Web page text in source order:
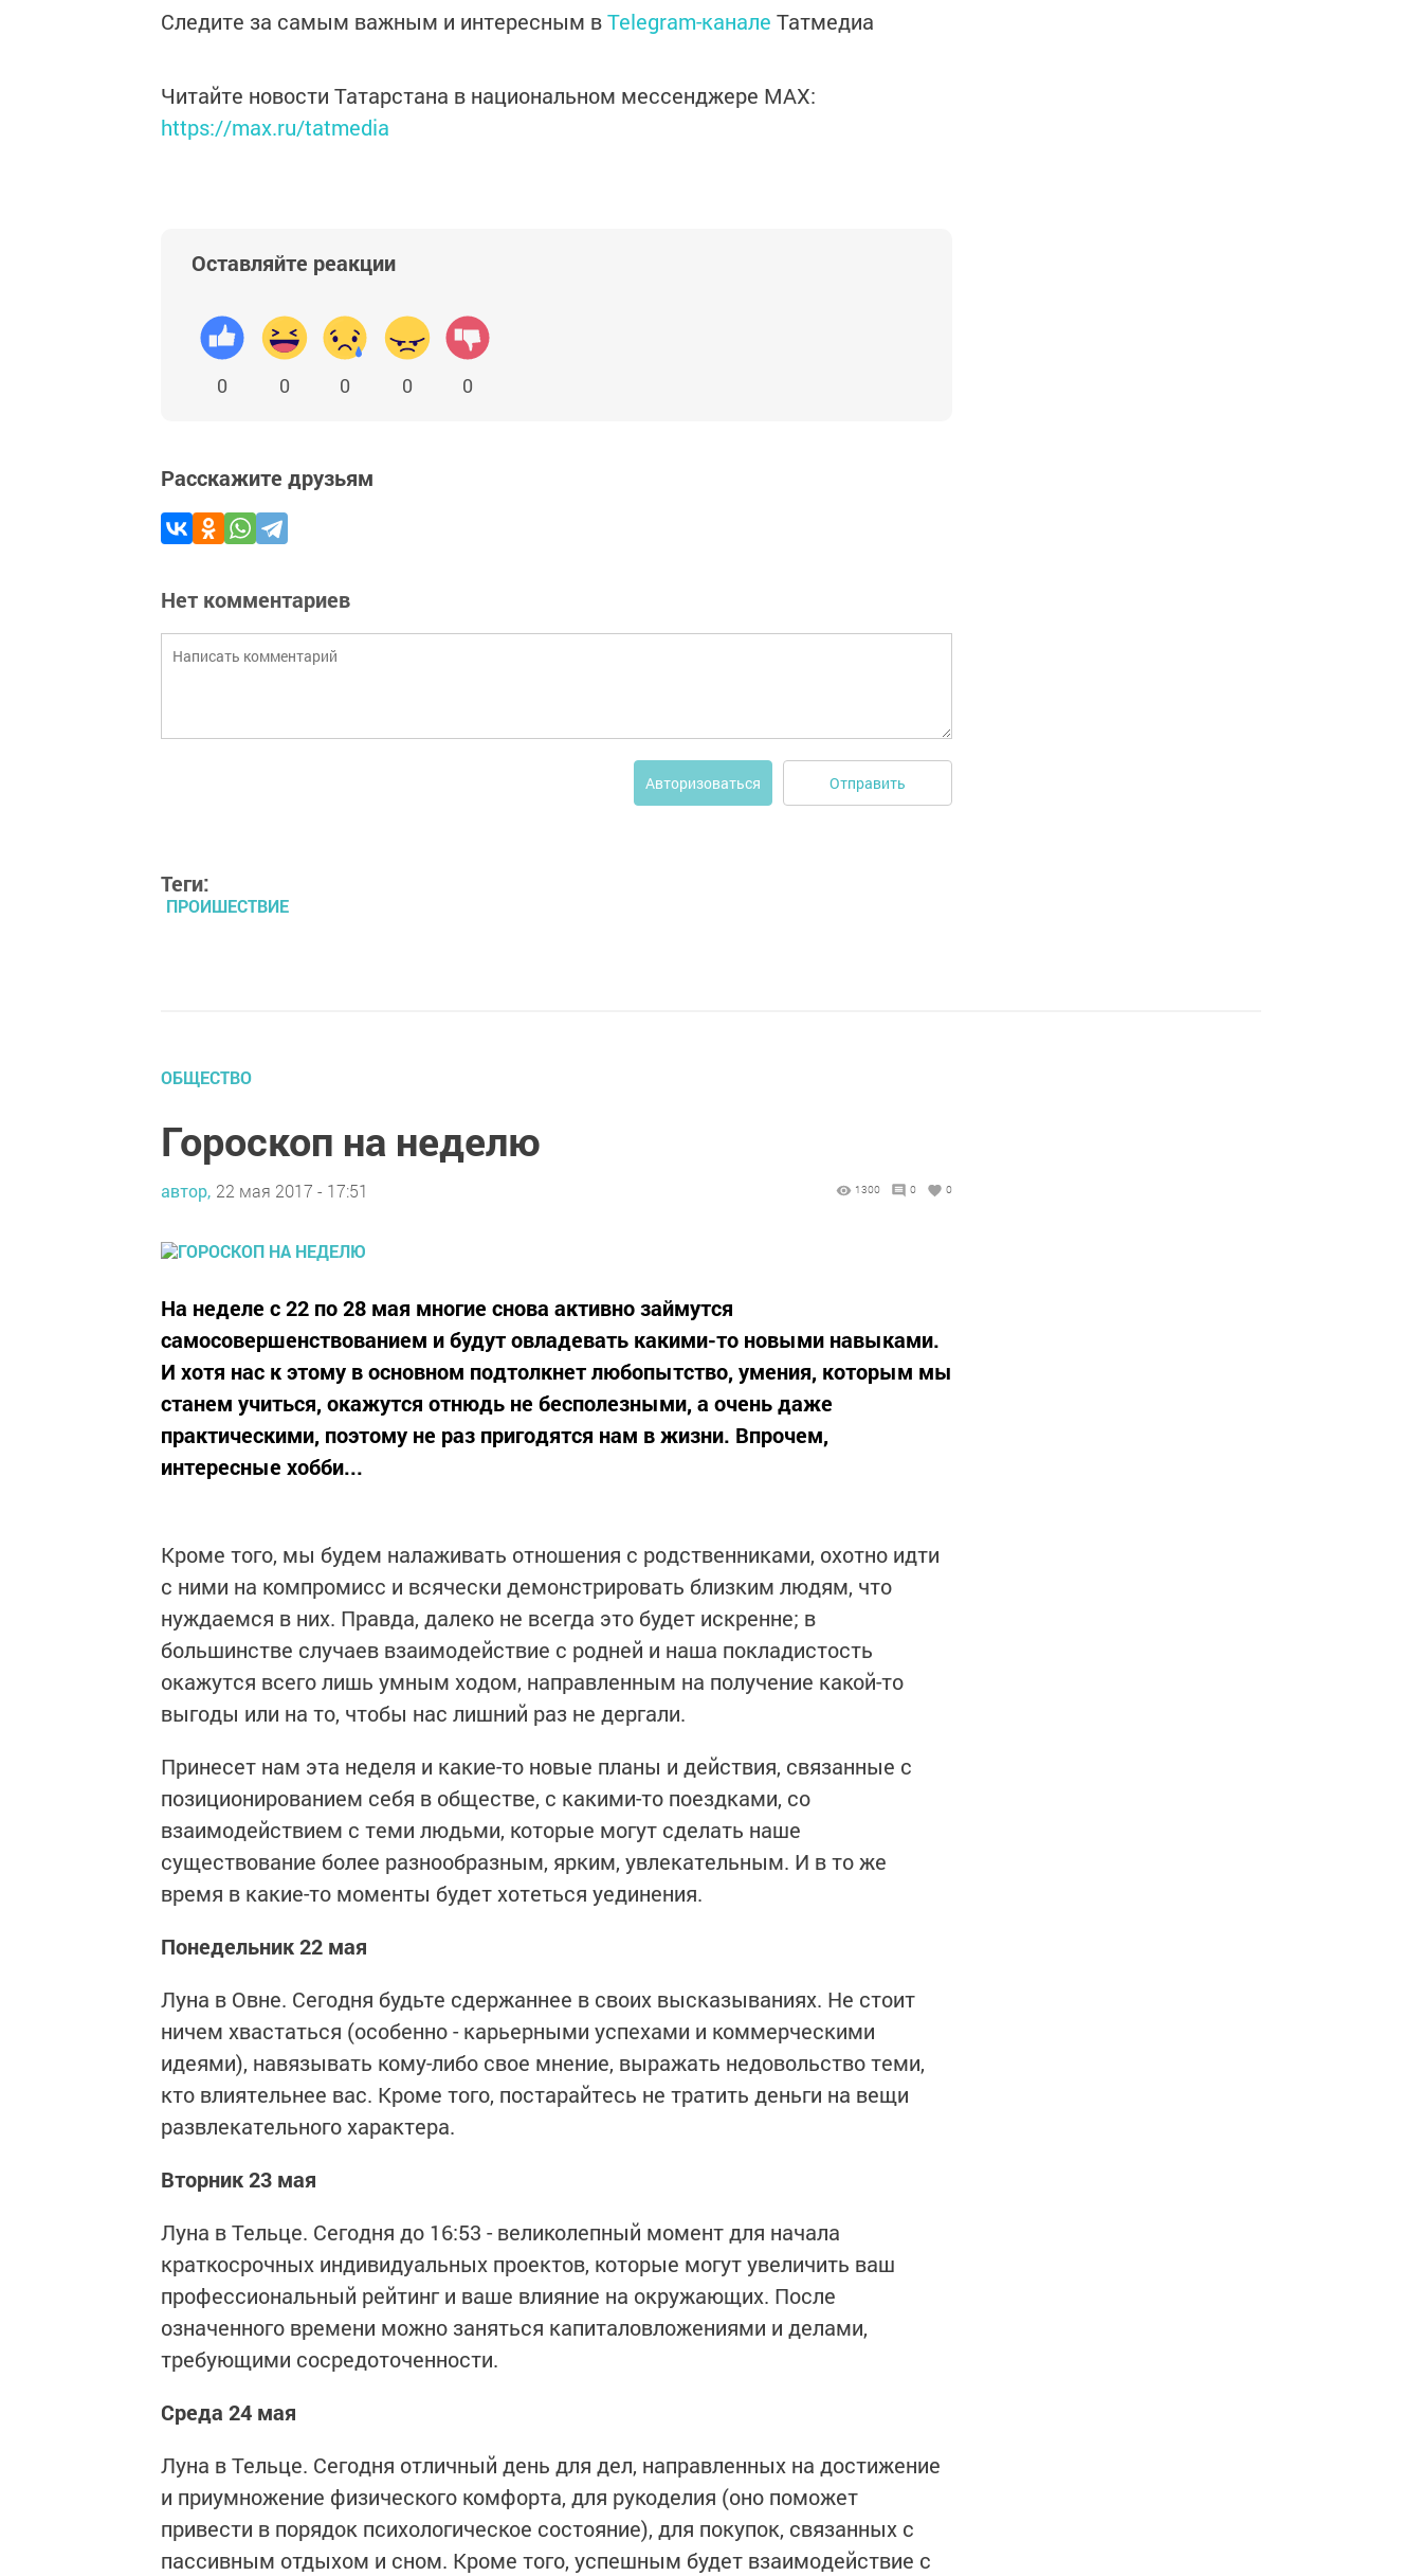
Следите за самым важным и интересным вTelegram-канале Татмедиа
Читайте новости Татарстана в национальном мессенджере MАХ:
https://max.ru/tatmedia
Оставляйте реакции
0 0 0 0 0
Расскажите друзьям
Нет комментариев
Авторизоваться Отправить
Теги:
ПРОИШЕСТВИЕ
ОБЩЕСТВО
Гороскоп на неделю
автор, 22 мая 2017 - 17:51 1300 0 0
На неделе с 22 по 28 мая многие снова активно займутся
самосовершенствованием и будут овладевать какими-то новыми навыками.
И хотя нас к этому в основном подтолкнет любопытство, умения, которым мы
станем учиться, окажутся отнюдь не бесполезными, а очень даже
практическими, поэтому не раз пригодятся нам в жизни. Впрочем,
интересные хобби...
Кроме того, мы будем налаживать отношения с родственниками, охотно идти
с ними на компромисс и всячески демонстрировать близким людям, что
нуждаемся в них. Правда, далеко не всегда это будет искренне; в
большинстве случаев взаимодействие с родней и наша покладистость
окажутся всего лишь умным ходом, направленным на получение какой-то
выгоды или на то, чтобы нас лишний раз не дергали.
Принесет нам эта неделя и какие-то новые планы и действия, связанные с
позиционированием себя в обществе, с какими-то поездками, со
взаимодействием с теми людьми, которые могут сделать наше
существование более разнообразным, ярким, увлекательным. И в то же
время в какие-то моменты будет хотеться уединения.
Понедельник 22 мая
Луна в Овне. Сегодня будьте сдержаннее в своих высказываниях. Не стоит
ничем хвастаться (особенно - карьерными успехами и коммерческими
идеями), навязывать кому-либо свое мнение, выражать недовольство теми,
кто влиятельнее вас. Кроме того, постарайтесь не тратить деньги на вещи
развлекательного характера.
Вторник 23 мая
Луна в Тельце. Сегодня до 16:53 - великолепный момент для начала
краткосрочных индивидуальных проектов, которые могут увеличить ваш
профессиональный рейтинг и ваше влияние на окружающих. После
означенного времени можно заняться капиталовложениями и делами,
требующими сосредоточенности.
Среда 24 мая
Луна в Тельце. Сегодня отличный день для дел, направленных на достижение
и приумножение физического комфорта, для рукоделия (оно поможет
привести в порядок психологическое состояние), для покупок, связанных с
пассивным отдыхом и сном. Кроме того, успешным будет взаимодействие с